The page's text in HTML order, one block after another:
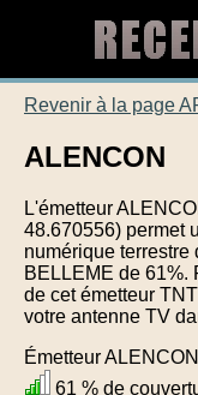
Revenir à la page
ALENCON
L'émetteur
48.670556) permet
numérique
BELLEME de 61%.
de cet émetteur
votre antenne TV
Émetteur ALENCON
61 % de